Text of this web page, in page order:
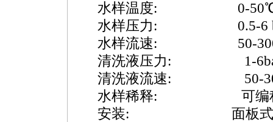
水样温度: 0-
水样压力: 0.5-6
水样流速: 50-
清洗液压力: 1-
清洗液流速: 50-
水样稀释: 可编
安装: 面板式安装：